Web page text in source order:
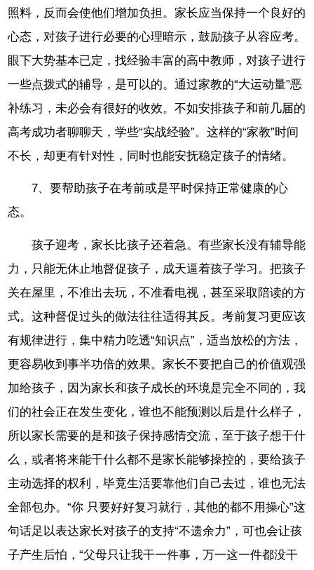
照料，反而会使他们增加负担。家长应当保持一个良好的
心态，对孩子进行必要的心理暗示，鼓励孩子从容应考。
眼下大势基本已定，找经验丰富的高中教师，对孩子进行
一些点拨式的辅导，是可以的。通过家教的“大运动量”恶
补练习，未必会有很好的收效。不如安排孩子和前几届的
高考成功者聊聊天，学些“实战经验”。这样的“家教”时间
不长，却更有针对性，同时也能安抚稳定孩子的情绪。
7、要帮助孩子在考前或是平时保持正常健康的心
态。
孩子迎考，家长比孩子还着急。有些家长没有辅导能
力，只能无休止地督促孩子，成天逼着孩子学习。把孩子
关在屋里，不准出去玩，不准看电视，甚至采取陪读的方
式。这种督促过头的做法往往适得其反。考前复习更应该
有规律进行，集中精力吃透“知识点”，适当放松的方法，
更容易收到事半功倍的效果。家长不要把自己的价值观强
加给孩子，因为家长和孩子成长的环境是完全不同的，我
们的社会正在发生变化，谁也不能预测以后是什么样子，
所以家长需要的是和孩子保持感情交流，至于孩子想干什
么，或者将来能干什么都不是家长能够操控的，要给孩子
主动选择的权利，毕竟生活要靠他们自己去过，谁也无法
全部包办。“你 只要好好复习就行，其他的都不用操心”这
句话足以表达家长对孩子的支持“不遗余力”，可也会让孩
子产生后怕，“父母只让我干一件事，万一这一件都没干